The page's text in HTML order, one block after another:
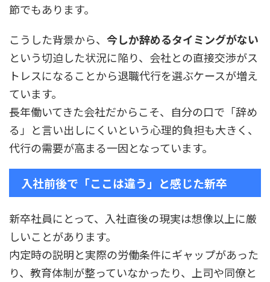
節でもあります。
こうした背景から、 今しか辞めるタイミングがない
という切迫した状況に陥り、会社との直接交渉がス
トレスになることから退職代行を選ぶケースが増え
ています。
長年働いてきた会社だからこそ、自分の口で「辞め
る」と言い出しにくいという心理的負担も大きく、
代行の需要が高まる一因となっています。
入社前後で「ここは違う」と感じた新卒
新卒社員にとって、入社直後の現実は想像以上に厳
しいことがあります。
内定時の説明と実際の労働条件にギャップがあった
り、教育体制が整っていなかったり、上司や同僚と